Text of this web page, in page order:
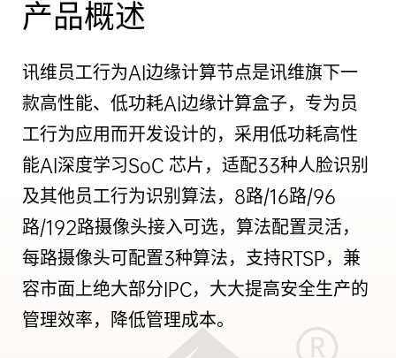
产品概述
讯维员工行为AI边缘计算节点是讯维旗下一
款高性能、低功耗AI边缘计算盒子，专为员
工行为应用而开发设计的，采用低功耗高性
能AI深度学习SoC 芯片，适配33种人脸识别
及其他员工行为识别算法，8路/16路/96
路/192路摄像头接入可选，算法配置灵活，
每路摄像头可配置3种算法，支持RTSP，兼
容市面上绝大部分IPC，大大提高安全生产的
管理效率，降低管理成本。